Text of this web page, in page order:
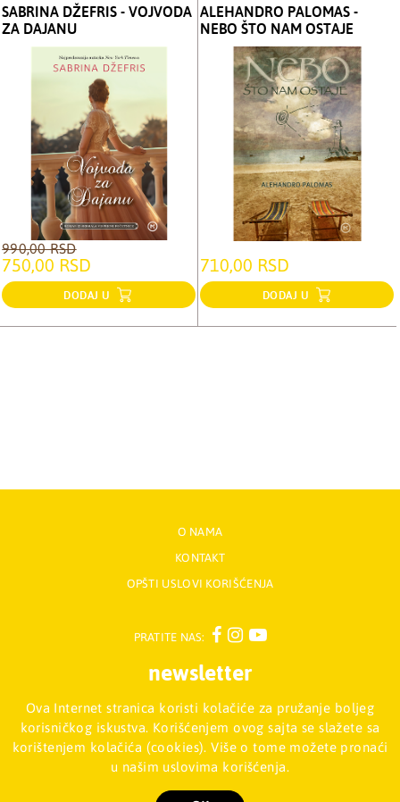
Ova Internet stranica koristi kolačiće za pružanje boljeg
korisničkog iskustva. Korišćenjem ovog sajta se slažete sa
korištenjem kolačića (cookies). Više o tome možete pronaći
u našim uslovima korišćenja.
SABRINA DŽEFRIS - VOJVODA
ZA DAJANU
990,00 RSD
750,00 RSD
DODAJ U
ALEHANDRO PALOMAS -
NEBO ŠTO NAM OSTAJE
710,00 RSD
DODAJ U
O NAMA
KONTAKT
OPŠTI USLOVI KORIŠĆENJA
PRATITE NAS:
newsletter
Prijavite se na naš Newsletter
Mladinska knjiga d.o.o., Palmira Toljatija 5 - Stari Merkator, 11070
NOVI BEOGRAD, Srbija011/2257-008